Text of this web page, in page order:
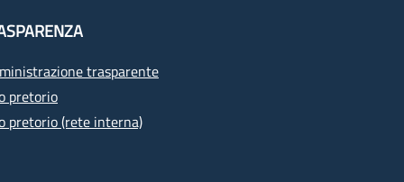
trasparente
pretorio
pretorio (rete interna)